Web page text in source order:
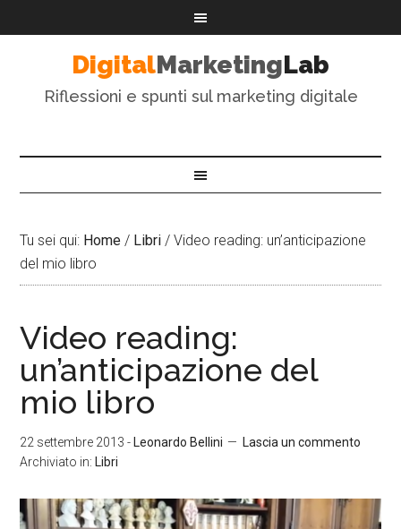
DigitalMarketingLab
Riflessioni e spunti sul marketing digitale
Tu sei qui: Home / Libri / Video reading: un’anticipazione
del mio libro
Video reading:
un’anticipazione del
mio libro
22 settembre 2013 - Leonardo Bellini
Lascia un commento
Archiviato in: Libri